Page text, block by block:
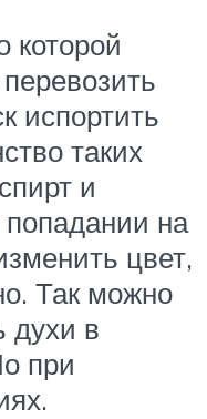
которой
испортить
таких
и
на
цвет,
Так можно
духи в
при